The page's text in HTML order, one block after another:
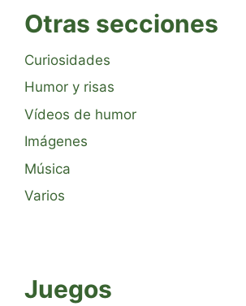
Otras secciones
Curiosidades
Humor y risas
Vídeos de humor
Imágenes
Música
Varios
Juegos